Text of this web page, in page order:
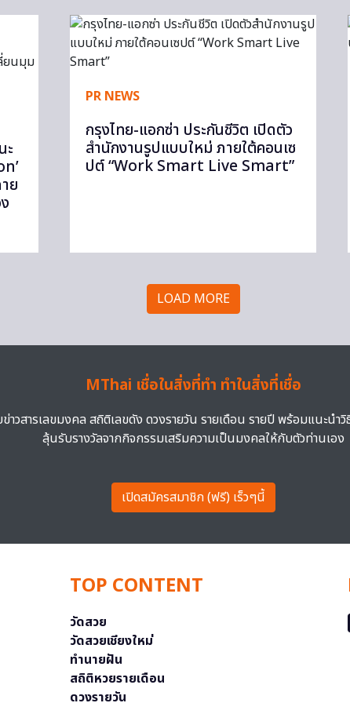
ะ
ย
PR NEWS
กรุงไทย-แอกซ่า ประกันชีวิต เปิดตัว
สำนักงานรูปแบบใหม่ ภายใต้คอนเซ
ปต์ “Work Smart Live Smart”
LOAD MORE
MThai เชื่อในสิ่งที่ทำ ทำในสิ่งที่เชื่อ
าวสารเลขมงคล สถิติเลขดัง ดวงรายวัน รายเดือน รายปี พร้อมแนะนำวิ
ลุ้นรับรางวัลจากกิจกรรมเสริมความเป็นมงคลให้กับตัวท่านเอง
เปิดสมัครสมาชิก (ฟรี) เร็วๆนี้
TOP CONTENT
วัดสวย
วัดสวยเชียงใหม่
ทำนายฝัน
สถิติหวยรายเดือน
ดวงรายวัน